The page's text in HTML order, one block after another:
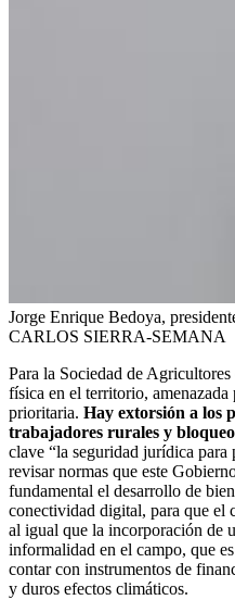
Jorge Enrique Bedoya,
CARLOS SIERRA-SEMANA
Para la Sociedad de
física en el territorio,
prioritaria. Hay extorsión a los
trabajadores rurales y
clave “la seguridad jurídica
revisar normas que este
fundamental el desarrollo de
conectividad digital, para que el
al igual que la incorporación de
informalidad en el campo, que
contar con instrumentos de
y duros efectos climáticos.